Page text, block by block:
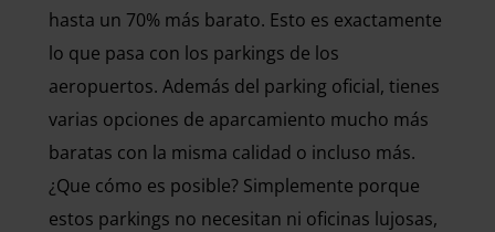
hasta un 70% más barato. Esto es exactamente
lo que pasa con los parkings de los
aeropuertos. Además del parking oficial, tienes
varias opciones de aparcamiento mucho más
baratas con la misma calidad o incluso más.
¿Que cómo es posible? Simplemente porque
estos parkings no necesitan ni oficinas lujosas,